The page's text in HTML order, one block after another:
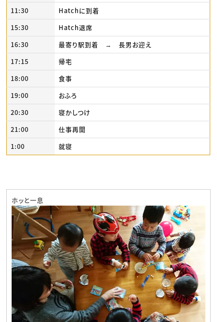
11:30
Hatchに到着
15:30
Hatch退席
16:30
最寄り駅到着 → 長男お迎え
17:15
帰宅
18:00
食事
19:00
おふろ
20:30
寝かしつけ
21:00
仕事再開
1:00
就寝
ホッと一息